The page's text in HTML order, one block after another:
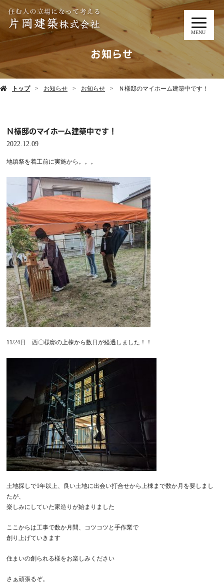
MENU
お知らせ
トップ お知らせ お知らせ Ｎ様邸のマイホーム建築中です！
Ｎ様邸のマイホーム建築中です！
2022.12.09
地鎮祭を着工前に実施から。。。
11/24日 西〇様邸の上棟から数日が経過しました！！
土地探しで1年以上、良い土地に出会い打合せから上棟まで数か月を要しまし
たが、
楽しみにしていた家造りが始まりました
ここからは工事で数か月間、コツコツと手作業で
創り上げていきます
住まいの創られる様をお楽しみください
さぁ頑張るぞ。